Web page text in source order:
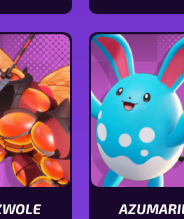
Ver
características
de
Mimikyu